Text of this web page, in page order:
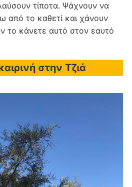
τίποτα. Ψάχνουν να
από το καθετί και χάνουν
το κάνετε αυτό στον εαυτό
στην Τζιά